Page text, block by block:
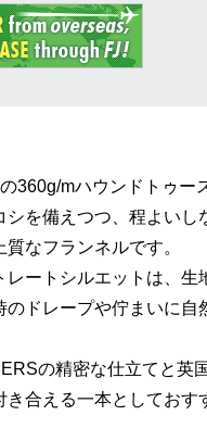
360g/mハウンドトゥー
を備えつつ、程よいし
なフランネルです。
レートシルエットは、生
のドレープや佇まいに自
の精密な仕立てと英
き合える一本としておす